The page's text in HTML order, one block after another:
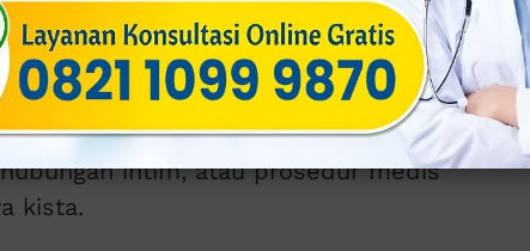
intim, atau prosedur medis
kista.